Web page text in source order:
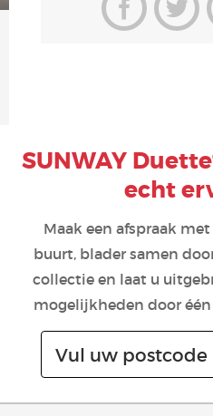
SUNWAY Duette
echt
Maak een afspraak
buurt, blader samen
collectie en laat u
mogelijkheden door